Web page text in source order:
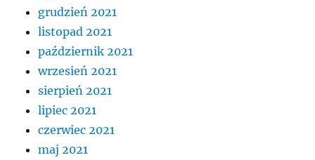
grudzień 2021
listopad 2021
październik 2021
wrzesień 2021
sierpień 2021
lipiec 2021
czerwiec 2021
maj 2021